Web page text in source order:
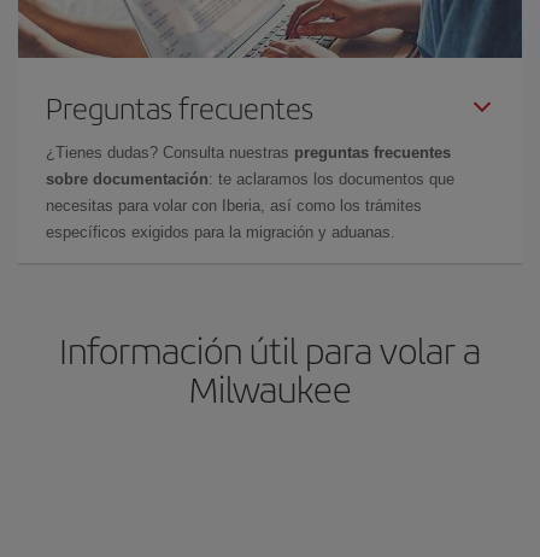
Preguntas frecuentes
¿Tienes dudas? Consulta nuestras preguntas frecuentes
sobre documentación: te aclaramos los documentos que
necesitas para volar con Iberia, así como los trámites
específicos exigidos para la migración y aduanas.
Información útil para volar a
Milwaukee